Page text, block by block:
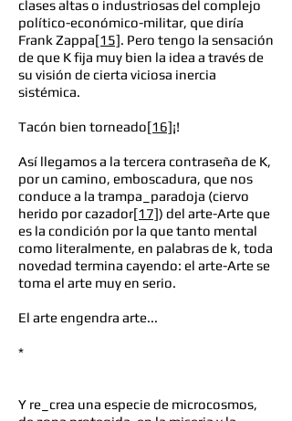
clases altas o industriosas del complejo
político-económico-militar, que diría
Frank Zappa[15]. Pero tengo la sensación
de que K fija muy bien la idea a través de
su visión de cierta viciosa inercia
sistémica.
Tacón bien torneado[16]¡!
Así llegamos a la tercera contraseña de K,
por un camino, emboscadura, que nos
conduce a la trampa_paradoja (ciervo
herido por cazador[17]) del arte-Arte que
es la condición por la que tanto mental
como literalmente, en palabras de k, toda
novedad termina cayendo: el arte-Arte se
toma el arte muy en serio.
El arte engendra arte...
*
Y re_crea una especie de microcosmos,